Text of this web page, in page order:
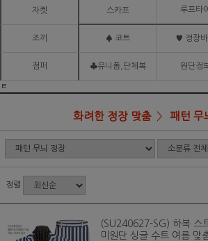
자켓 스카프 루프타이
조끼 ♠ 코트 ♥ 정장바
점퍼 ♣유니폼,단체복 원단정
ㅌ
화려한 정장 맞춤 패턴 무
정렬
(SU240627-SG) 하복 스
미원단 싱글 수트 여름 맞